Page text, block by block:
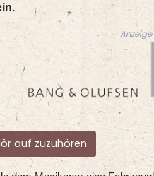
Anzeige
auf zuzuhören